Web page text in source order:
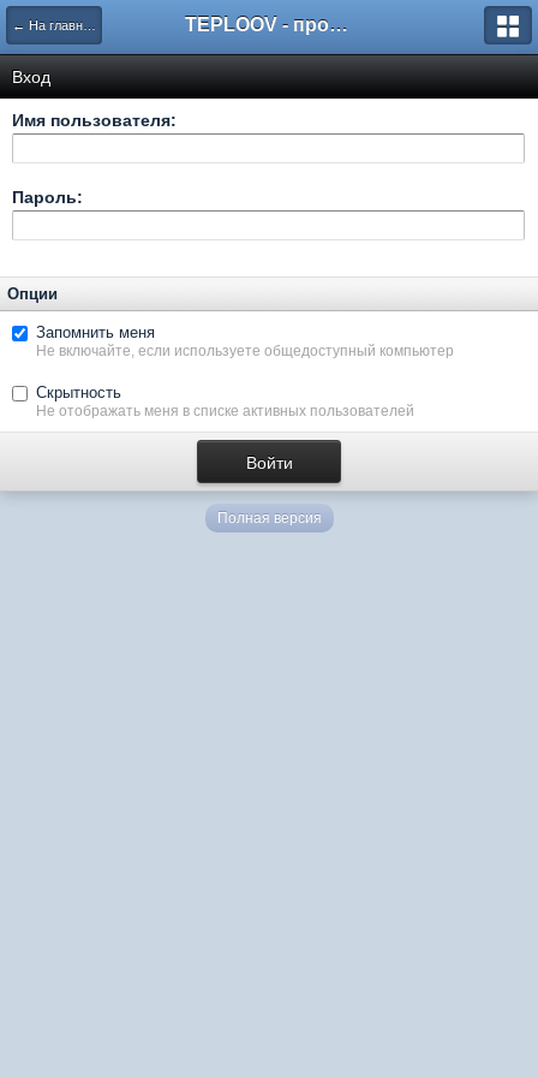
← На главную TEPLOOV - программный комплекс для расчёта систем отопления и вентиляции
Вход
Имя пользователя:
Пароль:
Опции
Запомнить меня
Не включайте, если используете общедоступный компьютер
Скрытность
Не отображать меня в списке активных пользователей
Полная версия